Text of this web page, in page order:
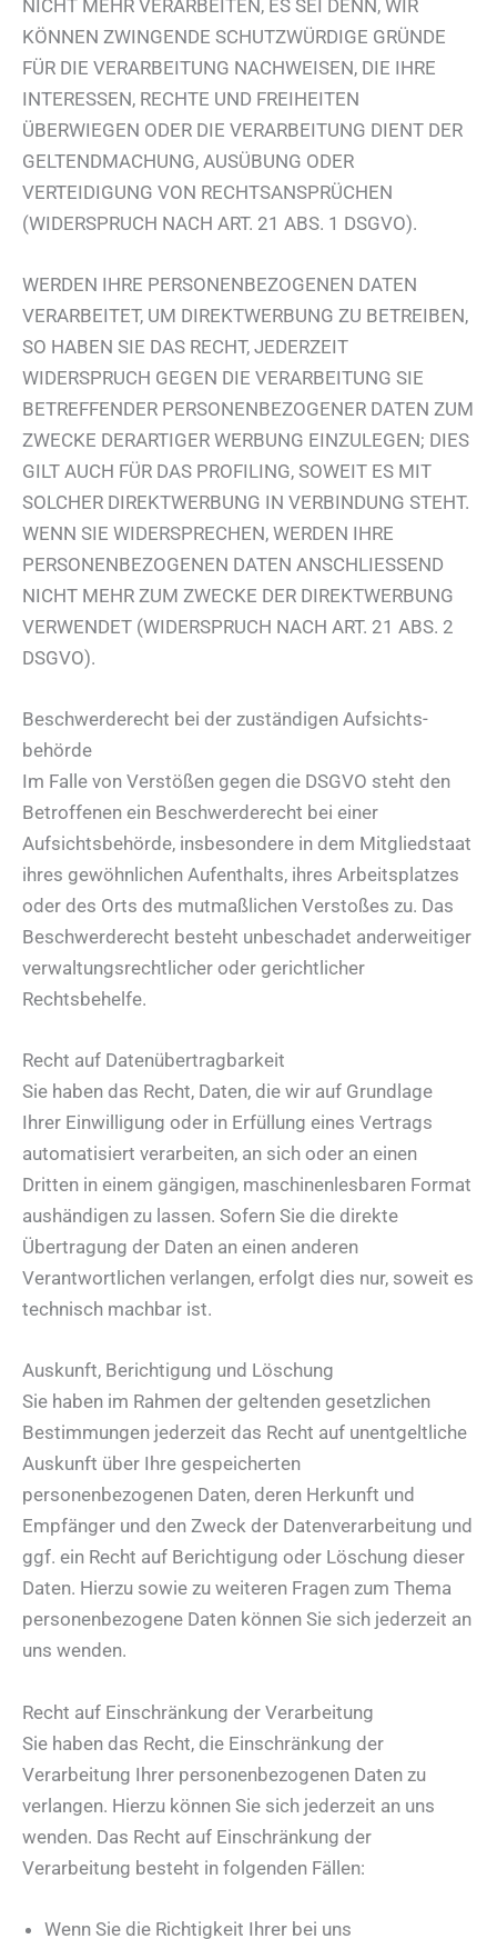
NICHT MEHR VERARBEITEN, ES SEI DENN, WIR
KÖNNEN ZWINGENDE SCHUTZWÜRDIGE GRÜNDE
FÜR DIE VERARBEITUNG NACHWEISEN, DIE IHRE
INTERESSEN, RECHTE UND FREIHEITEN
ÜBERWIEGEN ODER DIE VERARBEITUNG DIENT DER
GELTENDMACHUNG, AUSÜBUNG ODER
VERTEIDIGUNG VON RECHTSANSPRÜCHEN
(WIDERSPRUCH NACH ART. 21 ABS. 1 DSGVO).
WERDEN IHRE PERSONENBEZOGENEN DATEN
VERARBEITET, UM DIREKTWERBUNG ZU BETREIBEN,
SO HABEN SIE DAS RECHT, JEDERZEIT
WIDERSPRUCH GEGEN DIE VERARBEITUNG SIE
BETREFFENDER PERSONENBEZOGENER DATEN ZUM
ZWECKE DERARTIGER WERBUNG EINZULEGEN; DIES
GILT AUCH FÜR DAS PROFILING, SOWEIT ES MIT
SOLCHER DIREKTWERBUNG IN VERBINDUNG STEHT.
WENN SIE WIDERSPRECHEN, WERDEN IHRE
PERSONENBEZOGENEN DATEN ANSCHLIESSEND
NICHT MEHR ZUM ZWECKE DER DIREKTWERBUNG
VERWENDET (WIDERSPRUCH NACH ART. 21 ABS. 2
DSGVO).
Beschwerde­recht bei der zuständigen Aufsichts­
behörde
Im Falle von Verstößen gegen die DSGVO steht den
Betroffenen ein Beschwerderecht bei einer
Aufsichtsbehörde, insbesondere in dem Mitgliedstaat
ihres gewöhnlichen Aufenthalts, ihres Arbeitsplatzes
oder des Orts des mutmaßlichen Verstoßes zu. Das
Beschwerderecht besteht unbeschadet anderweitiger
verwaltungsrechtlicher oder gerichtlicher
Rechtsbehelfe.
Recht auf Daten­übertrag­barkeit
Sie haben das Recht, Daten, die wir auf Grundlage
Ihrer Einwilligung oder in Erfüllung eines Vertrags
automatisiert verarbeiten, an sich oder an einen
Dritten in einem gängigen, maschinenlesbaren Format
aushändigen zu lassen. Sofern Sie die direkte
Übertragung der Daten an einen anderen
Verantwortlichen verlangen, erfolgt dies nur, soweit es
technisch machbar ist.
Auskunft, Berichtigung und Löschung
Sie haben im Rahmen der geltenden gesetzlichen
Bestimmungen jederzeit das Recht auf unentgeltliche
Auskunft über Ihre gespeicherten
personenbezogenen Daten, deren Herkunft und
Empfänger und den Zweck der Datenverarbeitung und
ggf. ein Recht auf Berichtigung oder Löschung dieser
Daten. Hierzu sowie zu weiteren Fragen zum Thema
personenbezogene Daten können Sie sich jederzeit an
uns wenden.
Recht auf Einschränkung der Verarbeitung
Sie haben das Recht, die Einschränkung der
Verarbeitung Ihrer personenbezogenen Daten zu
verlangen. Hierzu können Sie sich jederzeit an uns
wenden. Das Recht auf Einschränkung der
Verarbeitung besteht in folgenden Fällen:
Wenn Sie die Richtigkeit Ihrer bei uns